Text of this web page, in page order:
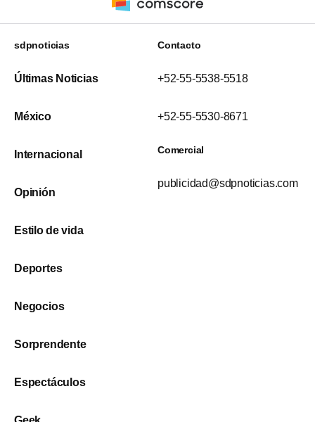
sdpnoticias
Últimas Noticias
México
Internacional
Opinión
Estilo de vida
Deportes
Negocios
Sorprendente
Espectáculos
Contacto
+52-55-5538-5518
+52-55-5530-8671
Comercial
publicidad@sdpnoticias.com